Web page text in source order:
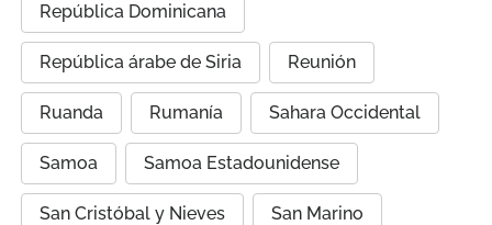
República Dominicana
República árabe de Siria Reunión
Ruanda Rumanía Sahara Occidental
Samoa Samoa Estadounidense
San Cristóbal y Nieves San Marino